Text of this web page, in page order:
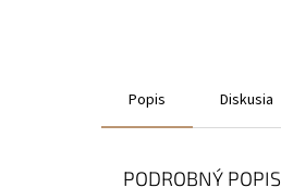
Popis Diskusia
PODROBNÝ POPIS